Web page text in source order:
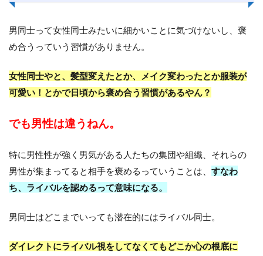
男同士って女性同士みたいに細かいことに気づけないし、褒
め合うっていう習慣がありません。
女性同士やと、髪型変えたとか、メイク変わったとか服装が
可愛い！とかで日頃から褒め合う習慣があるやん？
でも男性は違うねん。
特に男性性が強く男気がある人たちの集団や組織、それらの
男性が集まってると相手を褒めるっていうことは、 すなわ
ち、ライバルを認めるって意味になる。
男同士はどこまでいっても潜在的にはライバル同士。
ダイレクトにライバル視をしてなくてもどこか心の根底に